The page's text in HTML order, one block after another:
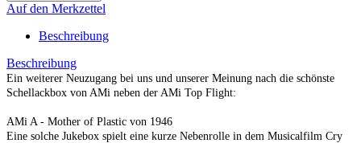
Auf den Merkzettel
Beschreibung
Beschreibung
Ein weiterer Neuzugang bei uns und unserer Meinung nach die schönste
Schellackbox von AMi neben der AMi Top Flight:
AMi A - Mother of Plastic von 1946
Eine solche Jukebox spielt eine kurze Nebenrolle in dem Musicalfilm Cry